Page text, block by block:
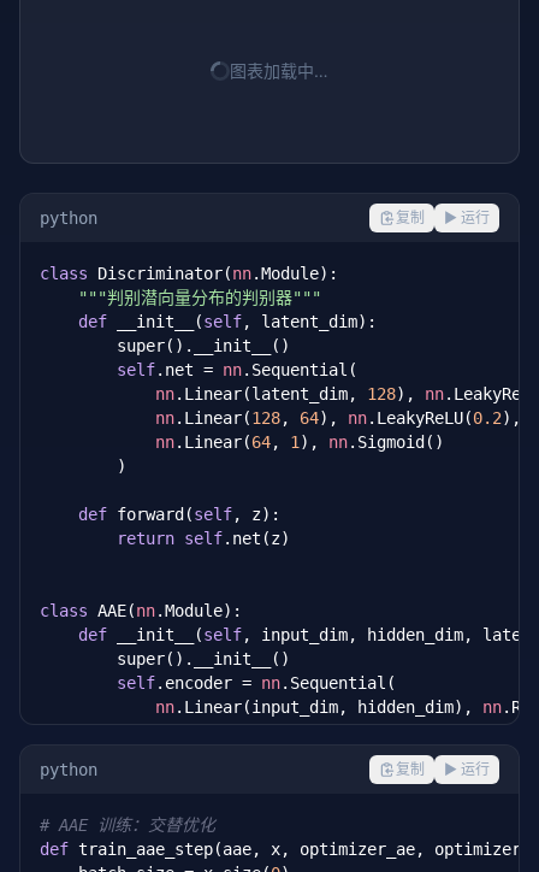
图表加载中…
python 复制 ▶ 运行
class Discriminator(nn.Module):
"""判别潜向量分布的判别器"""
def __init__(self, latent_dim):
        super().__init__()
self.net = nn.Sequential(
nn.Linear(latent_dim, 128), nn
nn.Linear(128, 64), nn.LeakyReLU(0.2),
nn.Linear(64, 1 ), nn.Sigmoid()
        )
def forward(self, z):
return self.net(z)
class AAE(nn.Module):
def __init__(self, input_dim, hidden_dim,
        super().__init__()
self.encoder = nn.Sequential(
nn.Linear(input_dim, hidden_dim), nn
nn.Linear(hidden_dim, latent_dim)
.Sequential(
nn.Linear(hidden_dim, input_dim),
        )
python 复制 ▶ 运行
# AAE 训练：交替优化
def train_aae_step(aae, x, optimizer_ae,